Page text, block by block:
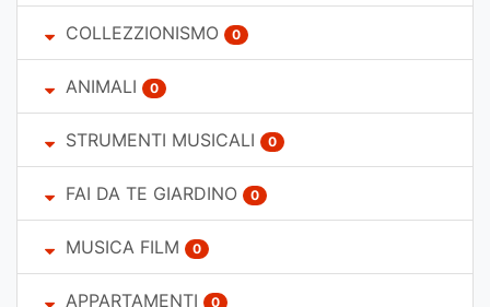
COLLEZZIONISMO 0
ANIMALI 0
STRUMENTI MUSICALI 0
FAI DA TE GIARDINO 0
MUSICA FILM 0
APPARTAMENTI 0